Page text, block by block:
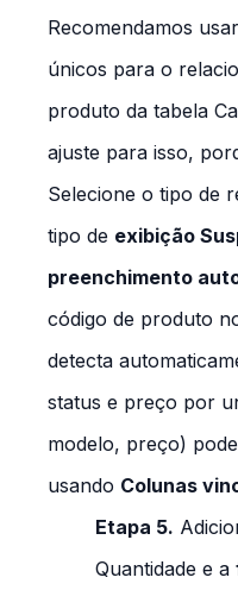
Recomendamos
únicos para o
produto da tabela
ajuste para isso,
Selecione o tipo de
tipo de exibição
preenchimento
código de produto
detecta
status e preço por
modelo, preço)
usando Colunas
Etapa 5.
Quantidade e a